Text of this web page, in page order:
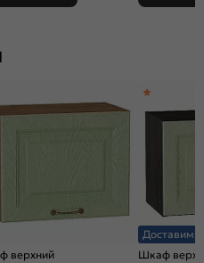
верхний
Доставим
Шкаф